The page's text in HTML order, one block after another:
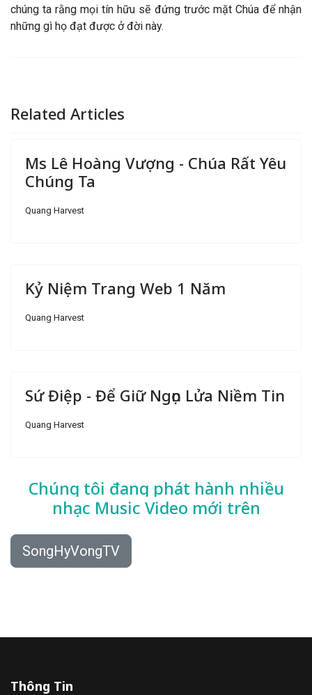
chúng ta rằng mọi tín hữu sẽ đứng trước mặt Chúa để nhận
những gì họ đạt được ở đời này.
Related Articles
Ms Lê Hoàng Vượng - Chúa Rất Yêu
Chúng Ta
Quang Harvest
Kỷ Niệm Trang Web 1 Năm
Quang Harvest
Sứ Điệp - Để Giữ Ngọn Lửa Niềm Tin
Quang Harvest
Chúng tôi đang phát hành nhiều
nhạc Music Video mới trên
SongHyVongTV
Thông Tin